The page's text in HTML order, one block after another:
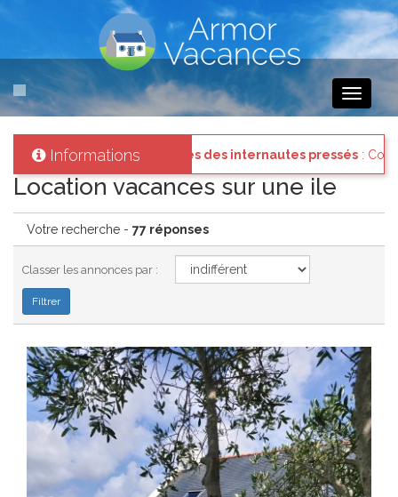
Toggle
Informations
vous à votre compte et consultez les "Messages des
Location vacances sur une ile
Votre recherche - 77 réponses
Classer les annonces par :